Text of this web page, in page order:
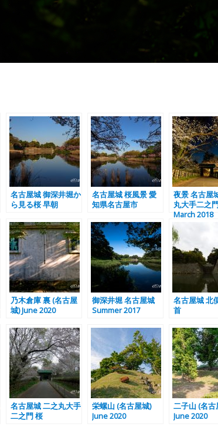
名古屋城 御深井堀か
ら見る桜 早朝
名古屋城 桜風景 愛
知県名古屋市
夜景 名古屋
丸大手二之
March 2018
乃木倉庫 裏 (名古屋
城) June 2020
御深井堀 名古屋城
Summer 2017
名古屋城 北
首
名古屋城 二之丸大手
二之門 桜
栄螺山 (名古屋城)
June 2020
二子山 (名古
June 2020